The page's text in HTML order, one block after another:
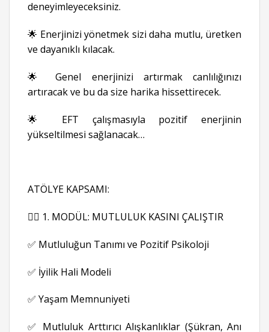
deneyimleyeceksiniz.
🌟 Enerjinizi yönetmek sizi daha mutlu, üretken
ve dayanıklı kılacak.
🌟 Genel enerjinizi artırmak canlılığınızı
artıracak ve bu da size harika hissettirecek.
🌟 EFT çalışmasıyla pozitif enerjinin
yükseltilmesi sağlanacak…
ATÖLYE KAPSAMI:
👉🏻 1. MODÜL: MUTLULUK KASINI ÇALIŞTIR
✅ Mutluluğun Tanımı ve Pozitif Psikoloji
✅ İyilik Hali Modeli
✅ Yaşam Memnuniyeti
✅ Mutluluk Arttırıcı Alışkanlıklar (Şükran, Anı